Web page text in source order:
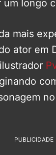
um longo
mais
ator em
PUBLICIDADE